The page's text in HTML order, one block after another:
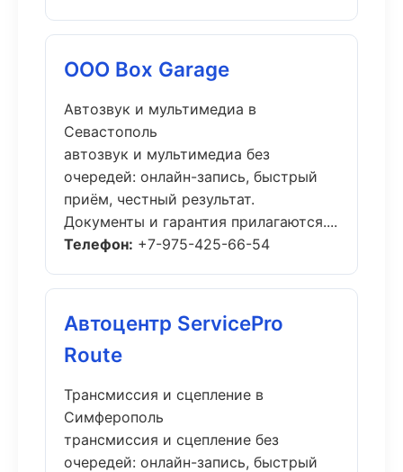
ООО Box Garage
Автозвук и мультимедиа в
Севастополь
автозвук и мультимедиа без
очередей: онлайн-запись, быстрый
приём, честный результат.
Документы и гарантия прилагаются....
Телефон: +7-975-425-66-54
Автоцентр ServicePro
Route
Трансмиссия и сцепление в
Симферополь
трансмиссия и сцепление без
очередей: онлайн-запись, быстрый